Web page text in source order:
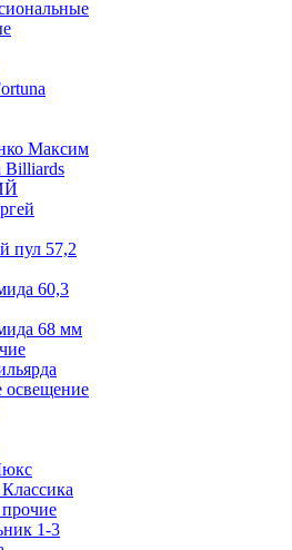
Максим
Billiards
пул 57,2
60,3
68 мм
освещение
1-3